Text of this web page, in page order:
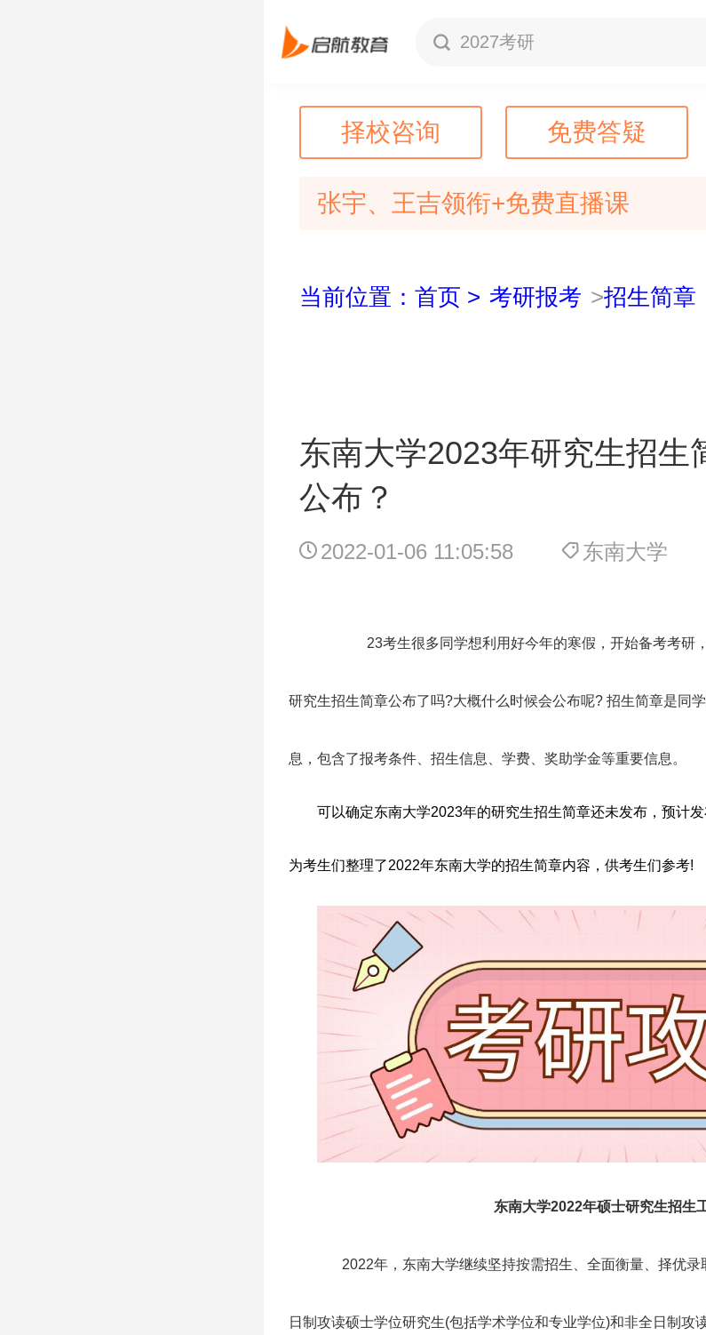
2027考研
择校咨询 免费答疑
张宇、王吉领衔+免费直播课
当前位置：首页 > 考研报考 >招生简章
东南大学2023年研究生招生
公布？
2022-01-06 11:05:58 东南大学
23考生很多同学想利用好今年的寒假，开始备考考研
研究生招生简章公布了吗?大概什么时候会公布呢? 招生简章是同
息，包含了报考条件、招生信息、学费、奖助学金等重要信息。
可以确定东南大学2023年的研究生招生简章还未发布，预计
为考生们整理了2022年东南大学的招生简章内容，供考生们参考!
东南大学2022年硕士研究生招生
2022年，东南大学继续坚持按需招生、全面衡量、择优
日制攻读硕士学位研究生(包括学术学位和专业学位)和非全日制攻